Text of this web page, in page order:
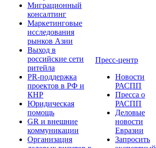
Миграционный
консалтинг
Маркетинговые
исследования
рынков Азии
Выход в
российские сети
ритейла
PR-поддержка
проектов в РФ и
КНР
Юридическая
помощь
GR и внешние
коммуникации
Организация
Пресс-центр
Новости
РАСПП
Пресса о
РАСПП
Деловые
новости
Евразии
Запросить